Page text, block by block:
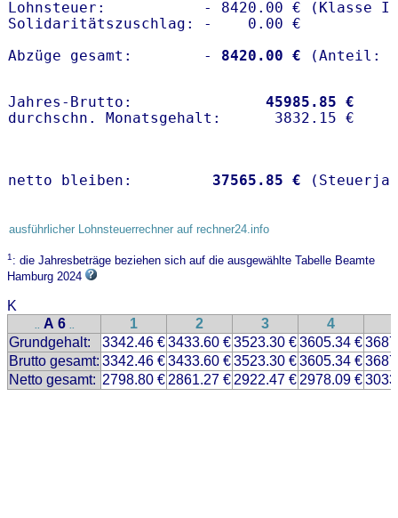
Lohnsteuer:           - 8420.00 € (Klasse I)
Solidaritätszuschlag: -    0.00 €
Abzüge gesamt:        -
8420.00 €
Jahres-Brutto: 45985.85 €
netto bleiben: 37565.85 €
ausführlicher Lohnsteuerrechner auf rechner24.info
1: die Jahresbeträge beziehen sich auf die ausgewählte Tabelle Beamte
Hamburg 2024
K
.. A 6 .. 1 2 3 4
Grundgehalt:
3342.46 €3433.60 €3523.30 €3605.34 €
Brutto gesamt: 3342.46 €3433.60 €3523.30 €3605.34 €
Netto gesamt: 2798.80 € 2861.27 € 2922.47 € 2978.09 €